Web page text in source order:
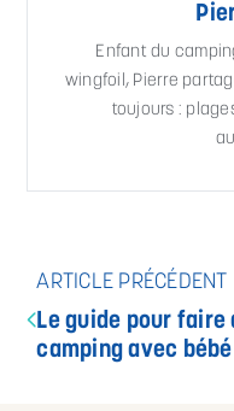
Enfant du
wingfoil, Pierre
toujours :
ARTICLE PRÉCÉDENT
Le guide pour faire
camping avec bébé